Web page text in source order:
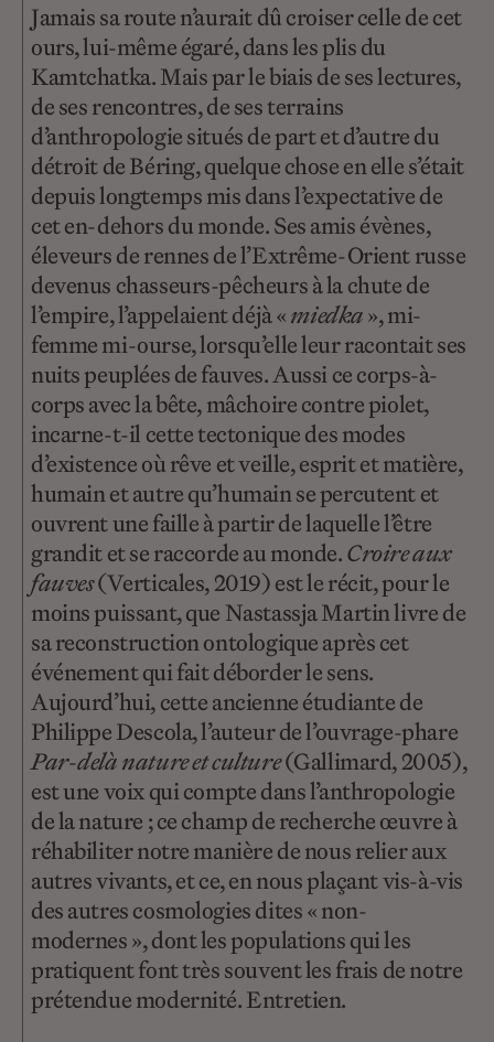
Jamais sa route n’aurait dû croiser celle de cet
ours, lui-même égaré, dans les plis du
Kamtchatka. Mais par le biais de ses lectures,
de ses rencontres, de ses terrains
d’anthropologie situés de part et d’autre du
détroit de Béring, quelque chose en elle s’était
depuis longtemps mis dans l’expectative de
cet en-dehors du monde. Ses amis évènes,
éleveurs de rennes de l’Extrême-Orient russe
devenus chasseurs-pêcheurs à la chute de
l’empire, l’appelaient déjà «miedka», mi-
femme mi-ourse, lorsqu’elle leur racontait ses
nuits peuplées de fauves. Aussi ce corps-à-
corps avec la bête, mâchoire contre piolet,
incarne-t-il cette tectonique des modes
d’existence où rêve et veille, esprit et matière,
humain et autre qu’humain se percutent et
ouvrent une faille à partir de laquelle l’être
grandit et se raccorde au monde.Croire aux
fauves(Verticales, 2019) est le récit, pour le
moins puissant, que Nastassja Martin livre de
sa reconstruction ontologique après cet
événement qui fait déborder le sens.
Aujourd’hui, cette ancienne étudiante de
Philippe Descola, l’auteur de l’ouvrage-phare
Par-delà nature et culture(Gallimard, 2005),
est une voix qui compte dans l’anthropologie
de la nature ; ce champ de recherche œuvre à
réhabiliter notre manière de nous relier aux
autres vivants, et ce, en nous plaçant vis-à-vis
des autres cosmologies dites « non-
modernes », dont les populations qui les
pratiquent font très souvent les frais de notre
prétendue modernité. Entretien.